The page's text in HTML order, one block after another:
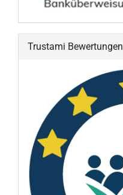
Trustami Bewertungen